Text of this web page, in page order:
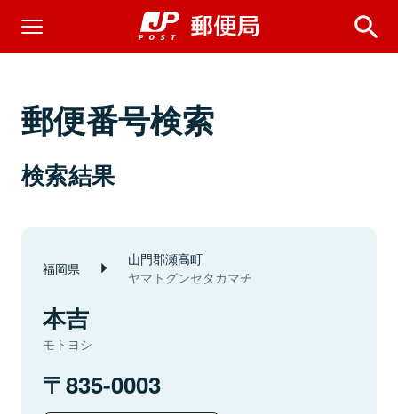
郵便番号検索
検索結果
福岡県 山門郡瀬高町
ヤマトグンセタカマチ
本吉
モトヨシ
835-0003